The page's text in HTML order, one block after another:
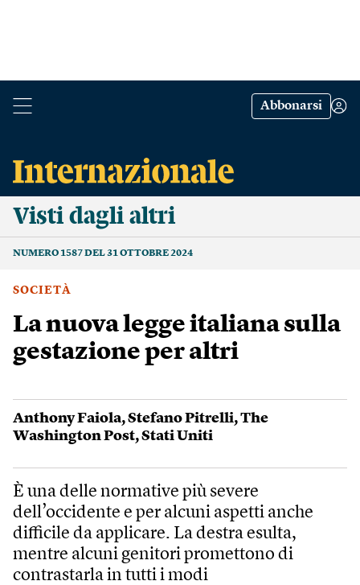
Abbonarsi
Visti dagli altri
NUMERO 1587 DEL 31 OTTOBRE 2024
SOCIETÀ
La nuova legge italiana sulla
gestazione per altri
Anthony Faiola,Stefano Pitrelli,The
Washington Post,Stati Uniti
È una delle normative più severe
dell’occidente e per alcuni aspetti anche
difficile da applicare. La destra esulta,
mentre alcuni genitori promettono di
contrastarla in tutti i modi